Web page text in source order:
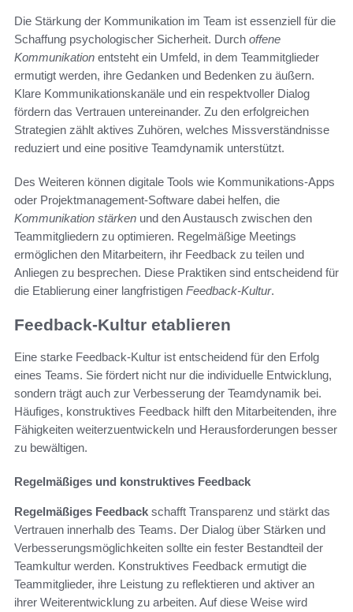
Die Stärkung der Kommunikation im Team ist essenziell für die
Schaffung psychologischer Sicherheit. Durch offene
Kommunikation entsteht ein Umfeld, in dem Teammitglieder
ermutigt werden, ihre Gedanken und Bedenken zu äußern.
Klare Kommunikationskanäle und ein respektvoller Dialog
fördern das Vertrauen untereinander. Zu den erfolgreichen
Strategien zählt aktives Zuhören, welches Missverständnisse
reduziert und eine positive Teamdynamik unterstützt.
Des Weiteren können digitale Tools wie Kommunikations-Apps
oder Projektmanagement-Software dabei helfen, die
Kommunikation stärken und den Austausch zwischen den
Teammitgliedern zu optimieren. Regelmäßige Meetings
ermöglichen den Mitarbeitern, ihr Feedback zu teilen und
Anliegen zu besprechen. Diese Praktiken sind entscheidend für
die Etablierung einer langfristigen Feedback-Kultur.
Feedback-Kultur etablieren
Eine starke Feedback-Kultur ist entscheidend für den Erfolg
eines Teams. Sie fördert nicht nur die individuelle Entwicklung,
sondern trägt auch zur Verbesserung der Teamdynamik bei.
Häufiges, konstruktives Feedback hilft den Mitarbeitenden, ihre
Fähigkeiten weiterzuentwickeln und Herausforderungen besser
zu bewältigen.
Regelmäßiges und konstruktives Feedback
Regelmäßiges Feedback schafft Transparenz und stärkt das
Vertrauen innerhalb des Teams. Der Dialog über Stärken und
Verbesserungsmöglichkeiten sollte ein fester Bestandteil der
Teamkultur werden. Konstruktives Feedback ermutigt die
Teammitglieder, ihre Leistung zu reflektieren und aktiver an
ihrer Weiterentwicklung zu arbeiten. Auf diese Weise wird